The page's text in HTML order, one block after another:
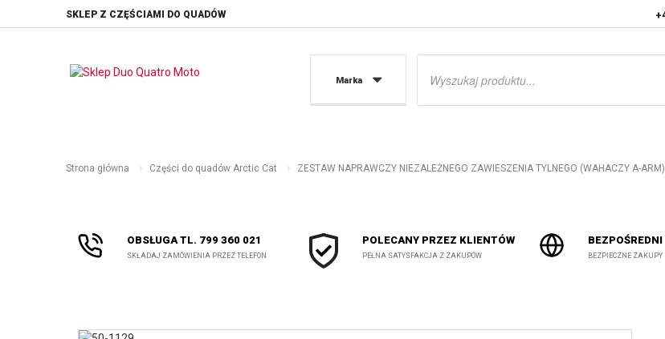
SKLEP Z CZĘŚCIAMI DO QUADÓW
Marka
Wyszukiwarka
Strona główna Części do quadów Arctic Cat ZESTAW NAPRAWCZY NIEZALEŻNEGO ZAWIESZENIA TYLNEGO (WAHACZY A-
OBSŁUGA TL. 799 360 021
SKŁADAJ ZAMÓWIENIA PRZEZ TELEFON
POLECANY PRZEZ KLIENTÓW
PEŁNA SATYSFAKCJA Z ZAKUPÓW BEZPIECZNE ZAKUPY